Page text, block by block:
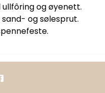
og øyenett.
og sølesprut.